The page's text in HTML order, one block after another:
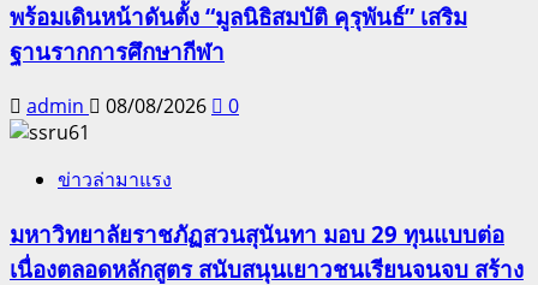
พร้อมเดินหน้าดันตั้ง “มูลนิธิสมบัติ คุรุพันธ์” เสริม
ฐานรากการศึกษากีฬา
admin 08/08/2026 0
ข่าวล่ามาแรง
มหาวิทยาลัยราชภัฏสวนสุนันทา มอบ 29 ทุนแบบต่อ
เนื่องตลอดหลักสูตร สนับสนุนเยาวชนเรียนจนจบ สร้าง